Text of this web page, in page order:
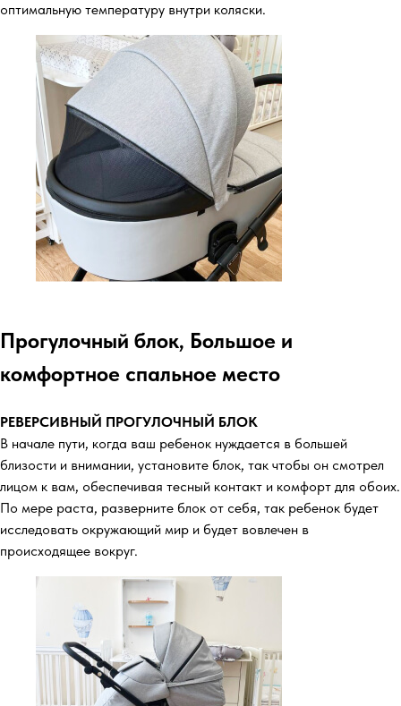
оптимальную температуру внутри коляски.
Прогулочный блок, Большое и
комфортное спальное место
РЕВЕРСИВНЫЙ ПРОГУЛОЧНЫЙ БЛОК
В начале пути, когда ваш ребенок нуждается в большей
близости и внимании, установите блок, так чтобы он смотрел
лицом к вам, обеспечивая тесный контакт и комфорт для обоих.
По мере раста, разверните блок от себя, так ребенок будет
исследовать окружающий мир и будет вовлечен в
происходящее вокруг.